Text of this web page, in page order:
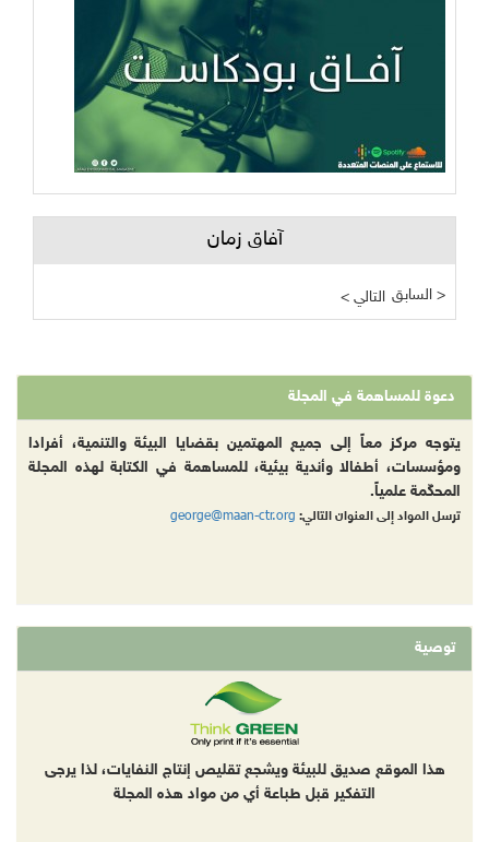
آفاق زمان
< التالي السابق >
دعوة للمساهمة في المجلة
يتوجه مركز معاً إلى جميع المهتمين بقضايا البيئة والتنمية، أفرادا
ومؤسسات، أطفالا وأندية بيئية، للمساهمة في الكتابة لهذه المجلة
المحكّمة علمياً.
ترسل المواد إلى العنوان التالي: george@maan-ctr.org
توصية
هذا الموقع صديق للبيئة ويشجع تقليص إنتاج النفايات، لذا يرجى
التفكير قبل طباعة أي من مواد هذه المجلة